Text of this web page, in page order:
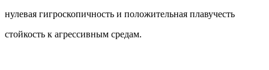
нулевая гигроскопичность и положительная плавучесть
стойкость к агрессивным средам.